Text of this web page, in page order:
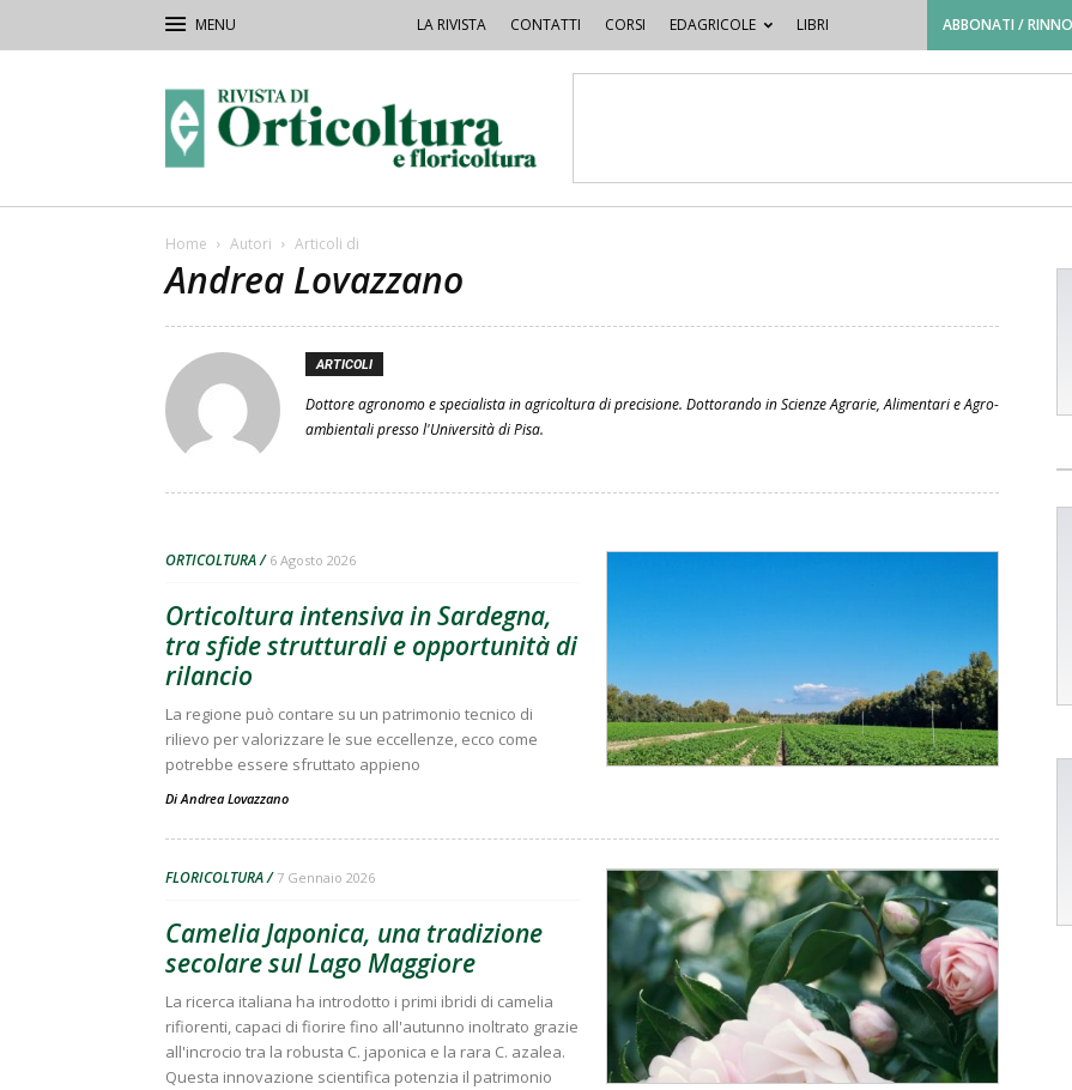
LA RIVISTA CONTATTI CORSI EDAGRICOLE LIBRI ABBONATI /
Orticoltura
Home Autori Articoli di
Andrea Lovazzano
ARTICOLI
Dottore agronomo e specialista in agricoltura di precisione. Dottorando in Scienze Agrarie, Alimentari e Agro-
ambientali presso l'Università di Pisa.
ORTICOLTURA 6 Agosto 2026
Orticoltura intensiva in Sardegna,
tra sfide strutturali e opportunità di
rilancio
La regione può contare su un patrimonio tecnico di
rilievo per valorizzare le sue eccellenze, ecco come
potrebbe essere sfruttato appieno
DiAndrea Lovazzano
FLORICOLTURA 7 Gennaio 2026
Camelia Japonica, una tradizione
secolare sul Lago Maggiore
La ricerca italiana ha introdotto i primi ibridi di camelia
rifiorenti, capaci di fiorire fino all'autunno inoltrato grazie
all'incrocio tra la robusta C. japonica e la rara C. azalea.
Questa innovazione scientifica potenzia il patrimonio